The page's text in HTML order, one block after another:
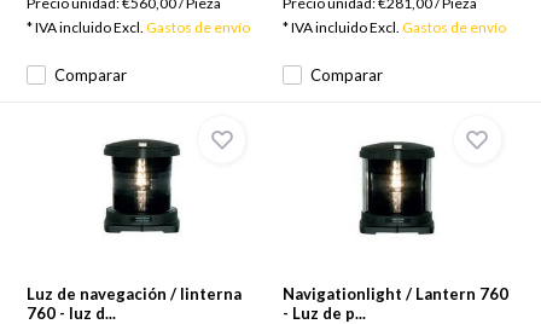
Comparar
* IVA incluido Excl.Gastos de envío
Comparar
* IVA incluido Excl. Gastos de envío
Luz de navegación / linterna
760 - luz d...
Navigationlight / Lantern 760
- Luz de p...